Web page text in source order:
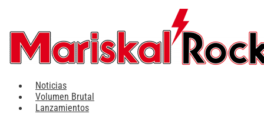
contenido
Noticias
Volumen Brutal
Lanzamientos